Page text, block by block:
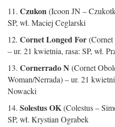
11. Czukon (Icoon JN –
SP, wł. Maciej Ceglarski
12. Cornet Longed For
– ur. 21 kwietnia, rasa: SP, wł.
13. Cornerrado N (Cornet
Woman/Nerrada) – ur. 21
Nowacki
14. Solestus OK(Colestus –
SP, wł. Krystian Ograbek